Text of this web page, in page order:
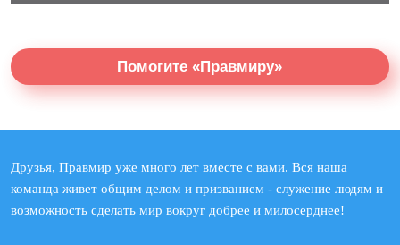
Помогите «Правмиру»
Друзья, Правмир уже много лет вместе с вами. Вся наша
команда живет общим делом и призванием - служение людям и
возможность сделать мир вокруг добрее и милосерднее!